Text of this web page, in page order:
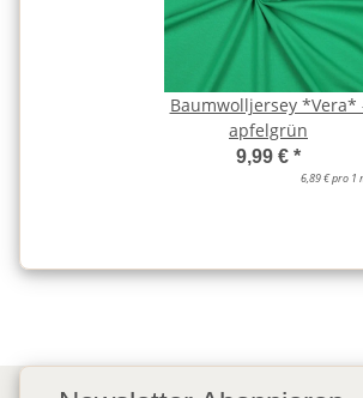
Baumwolljersey *Vera*
apfelgrün
9,99 € *
6,89 € pro 1